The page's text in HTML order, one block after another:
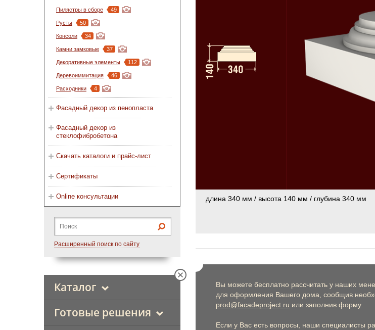
Пилястры в сборе 49
Русты 50
Консоли 34
Камни замковые 37
Декоративные элементы 112
Деревоиммитация 46
Расходники 4
Фасадный декор из пенопласта
Фасадный декор из
стеклофибробетона
Скачать каталоги и прайс-лист
Сертификаты
Online консультации
Расширенный поиск по сайту
Каталог
Готовые решения
длина 340 мм / высота 140 мм / глубина 340 мм
Вы можете бесплатно рассчитать у наших
для оформления Вашего дома, сообщив
prod@facadeproject.ru или заполнив форму.
Если у Вас есть вопросы, наши специалисты